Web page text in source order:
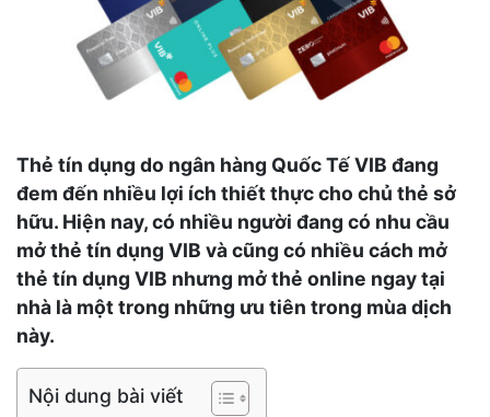
Thẻ tín dụng do ngân hàng Quốc Tế VIB đang
đem đến nhiều lợi ích thiết thực cho chủ thẻ sở
hữu. Hiện nay, có nhiều người đang có nhu cầu
mở thẻ tín dụng VIB và cũng có nhiều cách mở
thẻ tín dụng VIB nhưng mở thẻ online ngay tại
nhà là một trong những ưu tiên trong mùa dịch
này.
Nội dung bài viết